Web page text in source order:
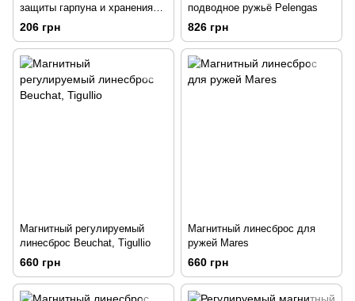
защиты гарпуна и хранения
линя
206 грн
подводное ружьё Pelengas
826 грн
Магнитный регулируемый
линесброс Beuchat, Tigullio
660 грн
Магнитный линесброс для
ружей Mares
660 грн